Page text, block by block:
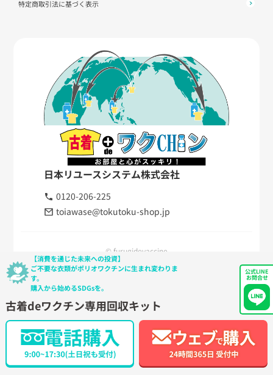
特定商取引法に基づく表示
日本リユースシステム株式会社
0120-206-225
toiawase@tokutoku-shop.jp
© furugidevaccine
公式LINE
お問合せ
【消費を通じた未来への投資】
ご不要な衣類がポリオワクチンに生まれ変わりま
す。
購入から始めるSDGsを。
古着deワクチン専用回収キット